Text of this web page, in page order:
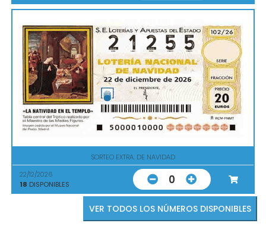
SORTEO EXTRA. DE NAVIDAD
22/12/2026
18 DISPONIBLES 0
VER TODOS LOS NÚMEROS DISPONIBLES